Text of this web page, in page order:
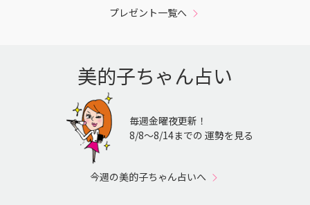
プレゼント一覧へ
美的子ちゃん占い
毎週金曜夜更新！
8/8〜8/14までの 運勢を見る
今週の美的子ちゃん占いへ